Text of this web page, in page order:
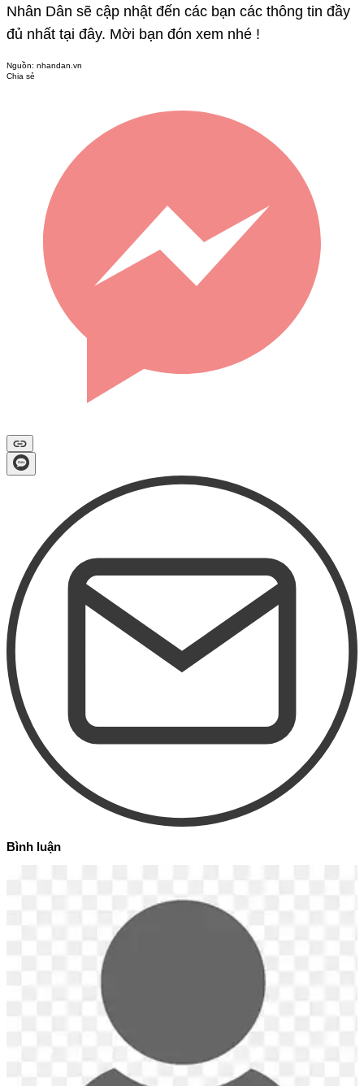
Nhân Dân sẽ cập nhật đến các bạn các thông tin đầy
đủ nhất tại đây. Mời bạn đón xem nhé !
Nguồn: nhandan.vn
Chia sẻ
Bình luận